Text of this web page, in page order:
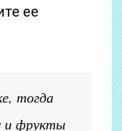
ее
тогда
и фрукты